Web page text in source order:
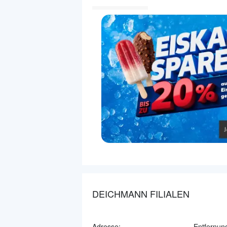
DEICHMANN FILIALEN